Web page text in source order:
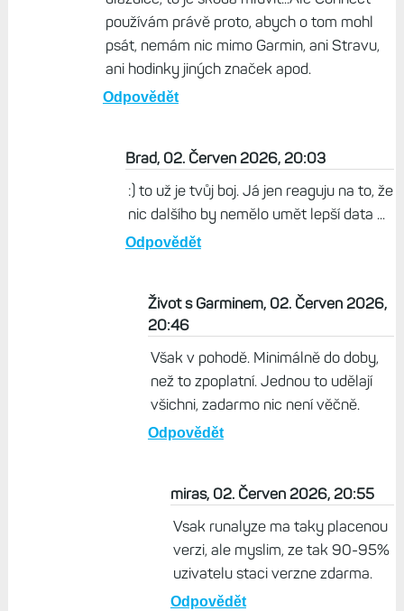
používám právě proto, abych o tom mohl
psát, nemám nic mimo Garmin, ani Stravu,
ani hodinky jiných značek apod.
Odpovědět
Brad, 02. Červen 2026, 20:03
:) to už je tvůj boj. Já jen reaguju na to, že
nic dalšího by nemělo umět lepší data ...
Odpovědět
Život s Garminem, 02. Červen 2026,
20:46
Však v pohodě. Minimálně do doby,
než to zpoplatní. Jednou to udělají
všichni, zadarmo nic není věčně.
Odpovědět
miras, 02. Červen 2026, 20:55
Vsak runalyze ma taky placenou
verzi, ale myslim, ze tak 90-95%
uzivatelu staci verzne zdarma.
Odpovědět